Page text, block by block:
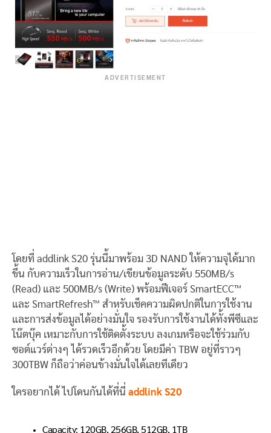
ADVERTISEMENT
โดยที่ addlink S20 รุ่นนี้มาพร้อม 3D NAND ให้ความจุได้มาก
ขึ้น กับความเร็วในการอ่าน/เขียนข้อมูลระดับ 550MB/s
(Read) และ 500MB/s (Write) พร้อมฟีเจอร์ SmartECC™
และ SmartRefresh™ สำหรับเช็คความผิดปกติในการใช้งาน
และการส่งข้อมูลได้อย่างมั่นใจ รองรับการใช้งานได้ทั้งพีซีและ
โน๊ตบุ๊ค เหมาะกับการใช้ติดตั้งระบบ ลงเกมหรือจะใช้ร่วมกับ
ซอต์แวร์ต่างๆ ได้รวดเร็วอีกด้วย โดยมีค่า TBW อยู่ที่ราวๆ
300TBW ก็ถือว่าค่อนข้างมั่นใจได้เลยทีเดียว
ใครอยากได้ ไปโดนกันได้ที่นี่ addlink S20
Capacity: 120GB, 256GB, 512GB, 1TB